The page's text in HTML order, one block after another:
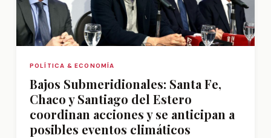
POLÍTICA & ECONOMÍA
Bajos Submeridionales: Santa Fe,
Chaco y Santiago del Estero
coordinan acciones y se anticipan a
posibles eventos climáticos